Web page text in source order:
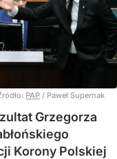
PAP / Paweł Supernak
Grzegorza
Korony Polskiej